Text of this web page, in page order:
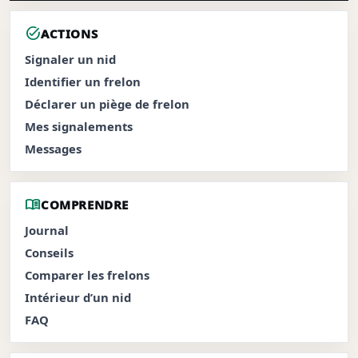
task_altACTIONS
Signaler un nid
Identifier un frelon
Déclarer un piège de frelon
Mes signalements
Messages
menu_bookCOMPRENDRE
Journal
Conseils
Comparer les frelons
Intérieur d’un nid
FAQ